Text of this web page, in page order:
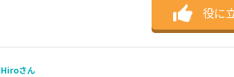
役に
Hiroさん